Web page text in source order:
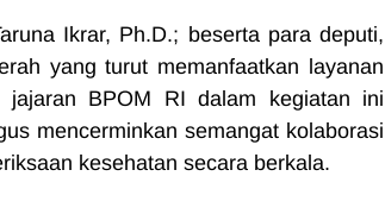
Ikrar, Ph.D.; beserta para deputi,
yang turut memanfaatkan layanan
jajaran BPOM RI dalam kegiatan ini
mencerminkan semangat kolaborasi
kesehatan secara berkala.